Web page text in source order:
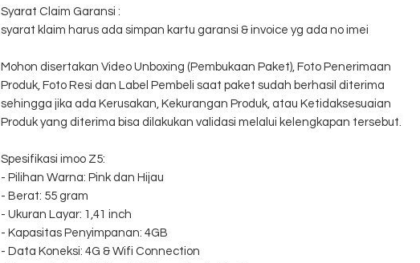
Syarat Claim Garansi :
syarat klaim harus ada simpan kartu garansi & invoice yg ada no imei
Mohon disertakan Video Unboxing (Pembukaan Paket), Foto Penerimaan
Produk, Foto Resi dan Label Pembeli saat paket sudah berhasil diterima
sehingga jika ada Kerusakan, Kekurangan Produk, atau Ketidaksesuaian
Produk yang diterima bisa dilakukan validasi melalui kelengkapan tersebut.
Spesifikasi imoo Z5:
- Pilihan Warna: Pink dan Hijau
- Berat: 55 gram
- Ukuran Layar: 1,41 inch
- Kapasitas Penyimpanan: 4GB
- Data Koneksi: 4G & Wifi Connection